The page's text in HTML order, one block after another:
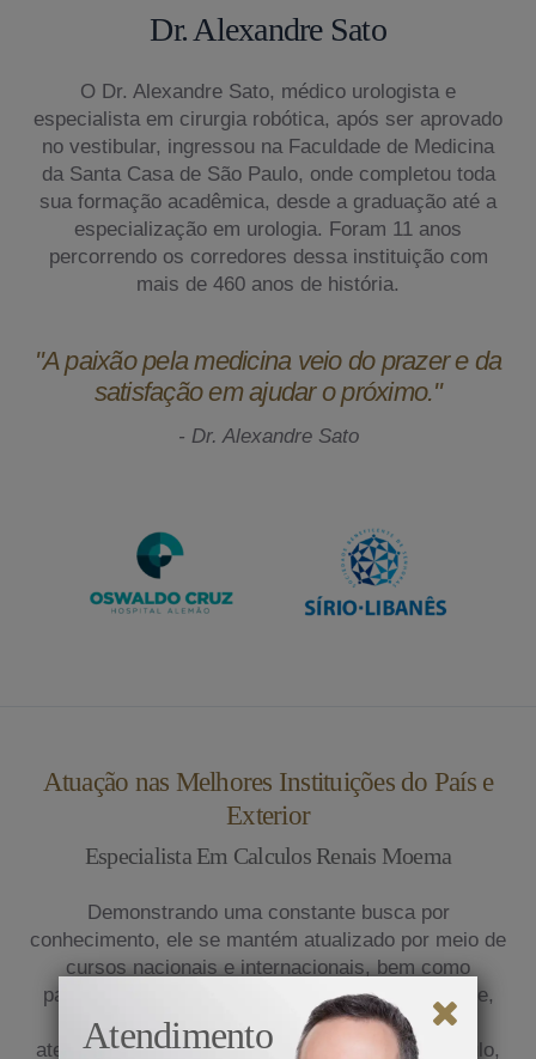
Dr. Alexandre Sato
O Dr. Alexandre Sato, médico urologista e
especialista em cirurgia robótica, após ser aprovado
no vestibular, ingressou na Faculdade de Medicina
da Santa Casa de São Paulo, onde completou toda
sua formação acadêmica, desde a graduação até a
especialização em urologia. Foram 11 anos
percorrendo os corredores dessa instituição com
mais de 460 anos de história.
"A paixão pela medicina veio do prazer e da
satisfação em ajudar o próximo."
- Dr. Alexandre Sato
Atuação nas Melhores Instituições do País e
Exterior
Especialista Em Calculos Renais Moema
Demonstrando uma constante busca por
conhecimento, ele se mantém atualizado por meio de
cursos nacionais e internacionais, bem como
participação em congressos médicos. Atualmente,
exerce sua prática na clínica privada e presta
atendimento em renomados hospitais de São Paulo,
Atendimento